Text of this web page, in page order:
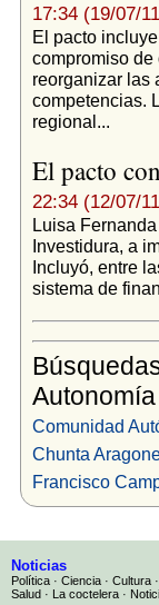
17:34 (19/07/
El pacto
compromiso
reorganizar las
competencias.
regional...
El pacto
22:34 (12/07/
Luisa
Investidura, a
Incluyó, entre
sistema de
Comunidad
Chunta
Francisco
Noticias
Política · Ciencia · Cultura ·
Salud · La coctelera ·